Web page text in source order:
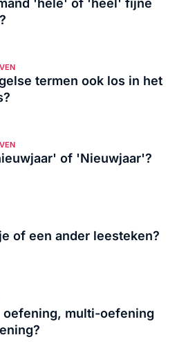
'hele' of 'heel' fijne
termen ook los in het
of 'Nieuwjaar'?
of een ander leesteken?
oefening, multi-oefening